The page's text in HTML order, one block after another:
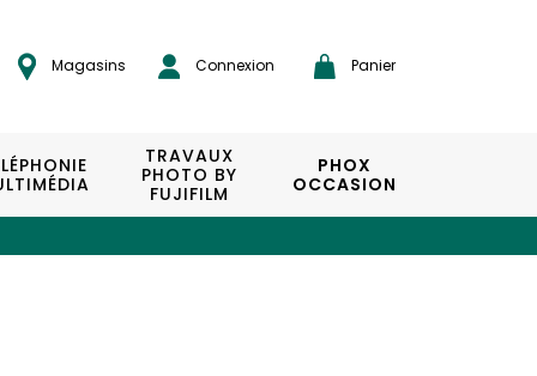
Magasins Connexion Panier
TRAVAUX
PHOTO BY
FUJIFILM
PHOX
OCCASION